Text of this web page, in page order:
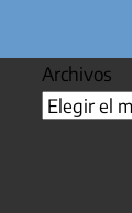
Archivos